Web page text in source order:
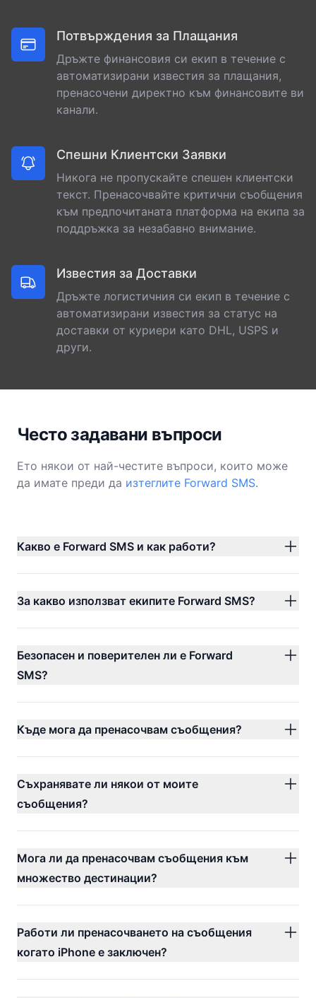
Потвърждения за Плащания
Дръжте финансовия си екип в течение с
автоматизирани известия за плащания,
пренасочени директно към финансовите ви
канали.
Спешни Клиентски Заявки
Никога не пропускайте спешен клиентски
текст. Пренасочвайте критични съобщения
към предпочитаната платформа на екипа за
поддръжка за незабавно внимание.
Известия за Доставки
Дръжте логистичния си екип в течение с
автоматизирани известия за статус на
доставки от куриери като DHL, USPS и
други.
Често задавани въпроси
Ето някои от най-честите въпроси, които може
да имате преди да изтеглите Forward SMS.
Какво е Forward SMS и как работи?
За какво използват екипите Forward SMS?
Безопасен и поверителен ли е Forward
SMS?
Къде мога да пренасочвам съобщения?
Съхранявате ли някои от моите
съобщения?
Мога ли да пренасочвам съобщения към
множество дестинации?
Работи ли пренасочването на съобщения
когато iPhone е заключен?